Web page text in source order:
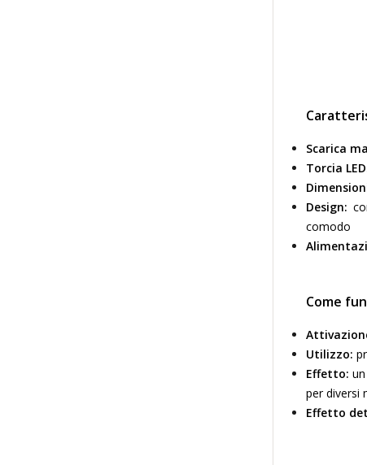
Scarica
Torcia
Design:
comodo
Come
Utilizzo:
Effetto:
per diversi
Effetto